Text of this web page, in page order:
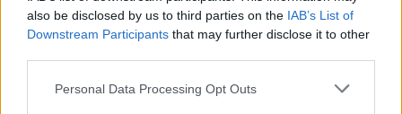
also be disclosed by us to third parties on the IAB’s List of
Downstream Participants that may further disclose it to other
Please note that this website/app uses one or more Google
Personal Data Processing Opt Outs
Ákos lesz, aki jól körbejárja velünk a világ egyik
legélhetőbb városát, rengeteg fotóval persze, mert
mennyire…